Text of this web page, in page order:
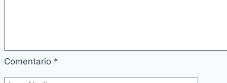
Comentario *